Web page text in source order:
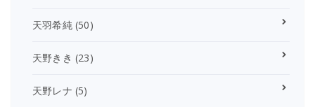
天羽希純(50)
天野きき (23)
天野レナ (5)